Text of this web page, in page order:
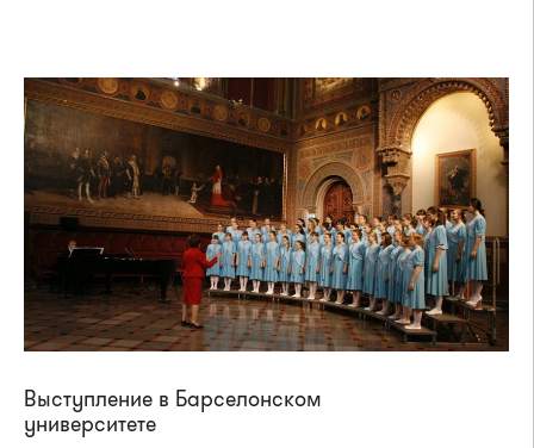
Выступление в Барселонском
университете